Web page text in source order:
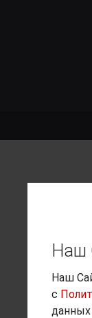
Наш
Наш
с
данных